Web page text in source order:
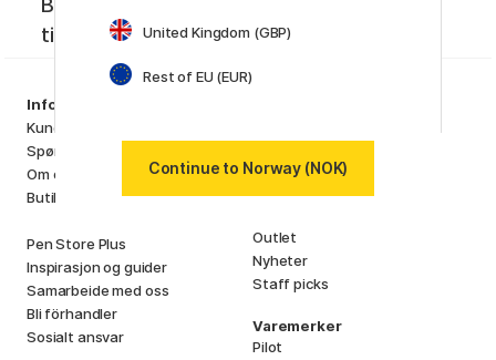
Bli medlem i Pen Store Plus! Få unike
tilbud, siste nytt og kreativ inspirasjon.
Information
Kundeservice
Spørsmål og svar
Om oss
Butikken vår
Pen Store Plus
Inspirasjon og guider
Samarbeide med oss
Bli förhandler
Sosialt ansvar
Hobby & Kreativitet
Penner
Outlet
Nyheter
Staff picks
Varemerker
Pilot
United Kingdom (GBP)
Rest of EU (EUR)
Continue to Norway (NOK)